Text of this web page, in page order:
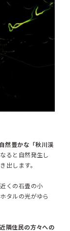
然豊かな「秋川渓
ると自然発生し
出します。
くの石畳の小
タルの光がゆら
近隣住民の方々への